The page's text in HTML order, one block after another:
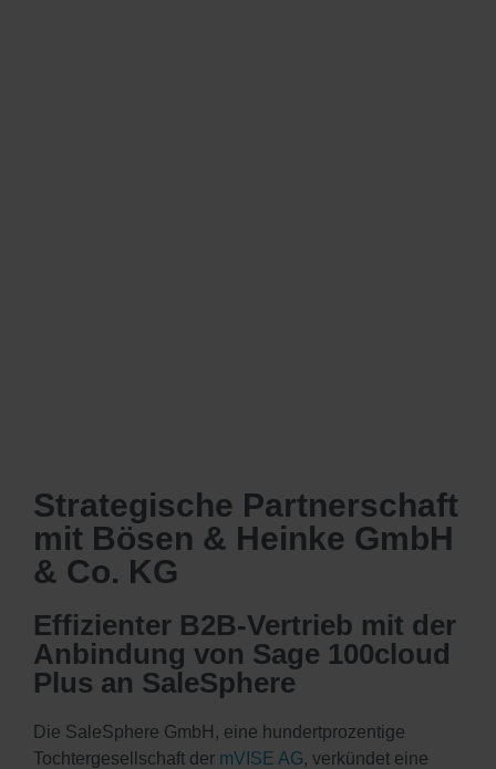
Strategische Partnerschaft
mit Bösen & Heinke GmbH
& Co. KG
Effizienter B2B-Vertrieb mit der
Anbindung von Sage 100cloud
Plus an SaleSphere
Die SaleSphere GmbH, eine hundertprozentige
Tochtergesellschaft der mVISE AG, verkündet eine